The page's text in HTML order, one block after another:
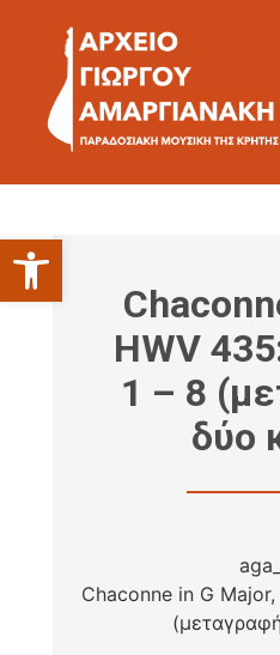
Ανοίξτε τη γραμμή εργαλείων
HWV
1 – 8
δύο
Chaconne in G